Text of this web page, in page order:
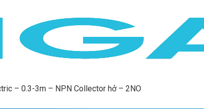
– 0.3-3m – NPN Collector hở – 2NO